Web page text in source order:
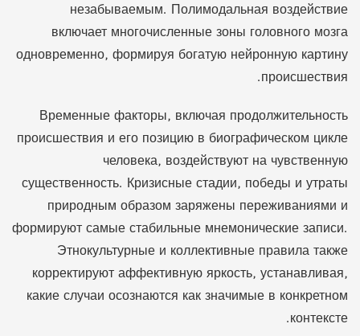
незабываемым. Полимодальная воздействие
включает многочисленные зоны головного мозга
одновременно, формируя богатую нейронную картину
происшествия.
Временные факторы, включая продолжительность
происшествия и его позицию в биографическом цикле
человека, воздействуют на чувственную
существенность. Кризисные стадии, победы и утраты
природным образом заряжены переживаниями и
формируют самые стабильные мнемонические записи.
Этнокультурные и коллективные правила также
корректируют аффективную яркость, устанавливая,
какие случаи осознаются как значимые в конкретном
контексте.